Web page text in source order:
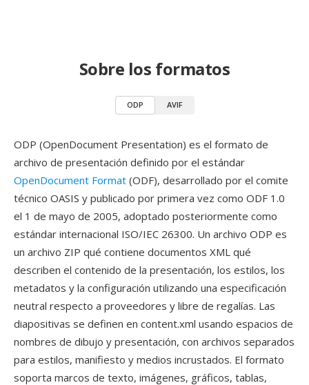
Sobre los formatos
ODP AVIF
ODP (OpenDocument Presentation) es el formato de
archivo de presentación definido por el estándar
OpenDocument Format (ODF), desarrollado por el comite
técnico OASIS y publicado por primera vez como ODF 1.0
el 1 de mayo de 2005, adoptado posteriormente como
estándar internacional ISO/IEC 26300. Un archivo ODP es
un archivo ZIP qué contiene documentos XML qué
describen el contenido de la presentación, los estilos, los
metadatos y la configuración utilizando una especificación
neutral respecto a proveedores y libre de regalías. Las
diapositivas se definen en content.xml usando espacios de
nombres de dibujo y presentación, con archivos separados
para estilos, manifiesto y medios incrustados. El formato
soporta marcos de texto, imágenes, gráficos, tablas,